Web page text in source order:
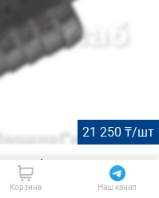
21 250 ₸/шт
мм k447
Корзина Наш канал